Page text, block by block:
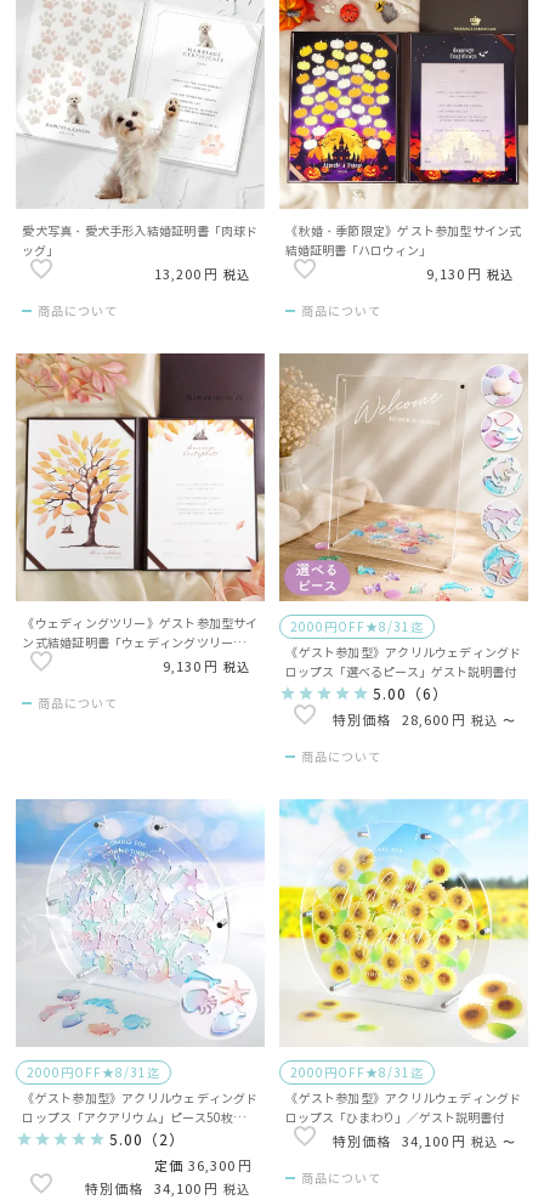
愛犬写真・愛犬手形入結婚証明書「肉球ド
ッグ」
13,200 税込
商品について
《秋婚・季節限定》ゲスト参加型サイン式
結婚証明書「ハロウィン」
9,130 税込
商品について
《ウェディングツリー》ゲスト参加型サイ
ン式結婚証明書「ウェディングツリーオー
タムカラー」
9,130 税込
商品について
2000円OFF★8/31迄
《ゲスト参加型》アクリルウェディングド
ロップス「選べるピース」ゲスト説明書付
5.00 （6 ）
28,600 税込 〜
商品について
2000円OFF★8/31迄
《ゲスト参加型》アクリルウェディングド
ロップス「アクアリウム」ピース50枚／ゲ
スト説明書付
5.00 （2）
定価 36,300
34,100
税込
2000円OFF★8/31迄
《ゲスト参加型》アクリルウェディングド
ロップス「ひまわり」／ゲスト説明書付
34,100 税込 〜
商品について